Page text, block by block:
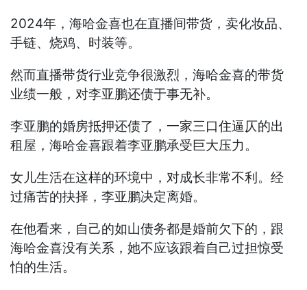
2024年，海哈金喜也在直播间带货，卖化妆品、
手链、烧鸡、时装等。
然而直播带货行业竞争很激烈，海哈金喜的带货
业绩一般，对李亚鹏还债于事无补。
李亚鹏的婚房抵押还债了，一家三口住逼仄的出
租屋，海哈金喜跟着李亚鹏承受巨大压力。
女儿生活在这样的环境中，对成长非常不利。经
过痛苦的抉择，李亚鹏决定离婚。
在他看来，自己的如山债务都是婚前欠下的，跟
海哈金喜没有关系，她不应该跟着自己过担惊受
怕的生活。